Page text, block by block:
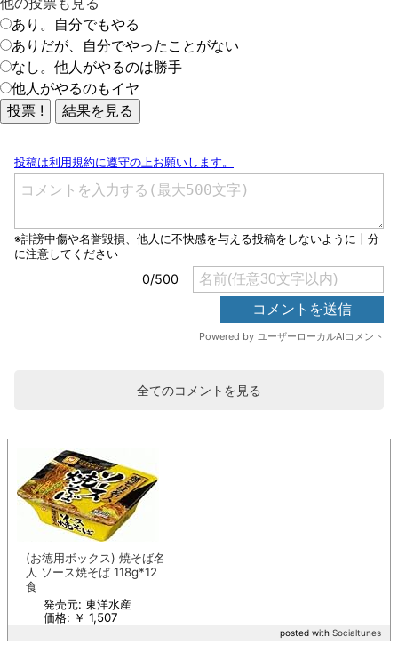
あり。自分でもやる
ありだが、自分でやったことがない
なし。他人がやるのは勝手
他人がやるのもイヤ
全てのコメントを見る
(お徳用ボックス) 焼そば名
人 ソース焼そば 118g*12
食
発売元: 東洋水産
価格: ￥ 1,507
posted with Socialtunes